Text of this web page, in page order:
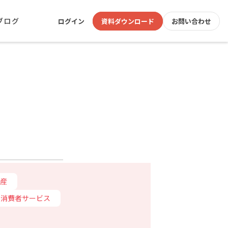
ログ ログイン 資料ダウンロード お問い合わせ
消費者サービス